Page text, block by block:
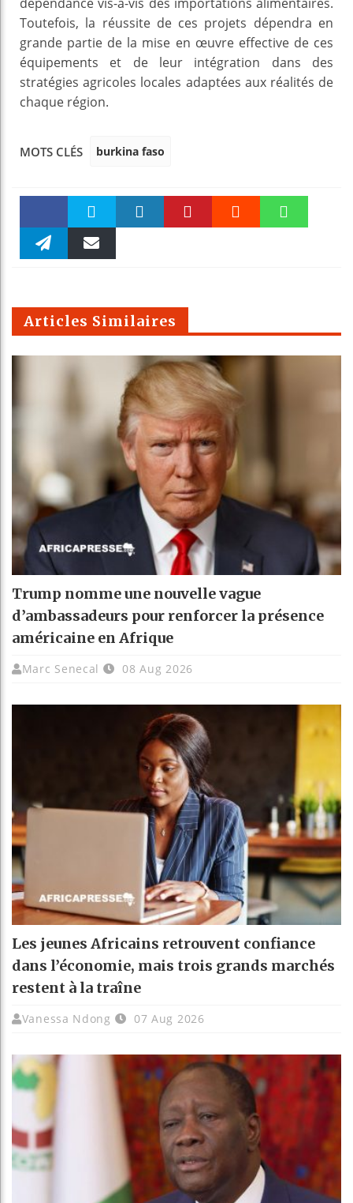
Toutefois, la réussite de ces projets dépendra en
grande partie de la mise en œuvre effective de ces
équipements et de leur intégration dans des
stratégies agricoles locales adaptées aux réalités de
chaque région.
MOTS CLÉS burkina faso
Faceboo Twitter
m
Articles Similaires
Trump nomme une nouvelle vague
d’ambassadeurs pour renforcer la présence
américaine en Afrique
Marc Senecal 08 Aug 2026
Les jeunes Africains retrouvent confiance
dans l’économie, mais trois grands marchés
restent à la traîne
Vanessa Ndong 07 Aug 2026